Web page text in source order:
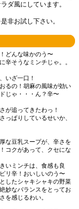
ダ風にしています。
非お試し下さい。
どんな味かのう〜
辛そうなミンチじゃ。。
いざ一口！
るの！胡麻の風味が効い
じゃ・・・ん？辛〜
が追ってきたわっ！
っぱりしているせいか、
な豆乳スープが、辛さを
コクがあって、クセにな
いミンチは、食感も良
リ辛！おいしいのう〜
したシャキシャキの野菜
妙なバランスをとってお
を感じるわい。